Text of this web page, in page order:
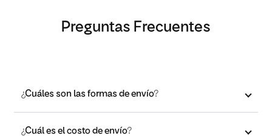
Preguntas Frecuentes
¿Cuáles son las formas de envío?
¿Cuál es el costo de envío?